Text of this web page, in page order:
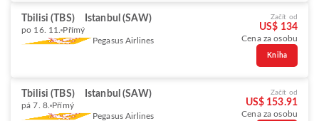
Tbilisi (TBS) Istanbul (SAW)
po 16. 11. Přímý
Pegasus Airlines
Začít od
US$ 134
Cena za osobu
Kniha
Tbilisi (TBS) Istanbul (SAW)
pá 7. 8. Přímý
Pegasus Airlines
Začít od
US$ 153.91
Cena za osobu